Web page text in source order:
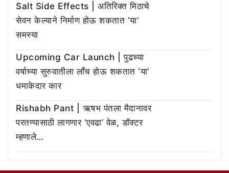
Salt Side Effects | अतिरिक्त मिठाचे
सेवन केल्याने निर्माण होऊ शकतात ‘या’
समस्या
Upcoming Car Launch | पुढच्या
वर्षाच्या सुरुवातीला लाँच होऊ शकतात ‘या’
धमाकेदार कार
Rishabh Pant | ऋषभ पंतला मैदानावर
परतण्यासाठी लागणार ‘एवढा’ वेळ, डॉक्टर
म्हणाले…